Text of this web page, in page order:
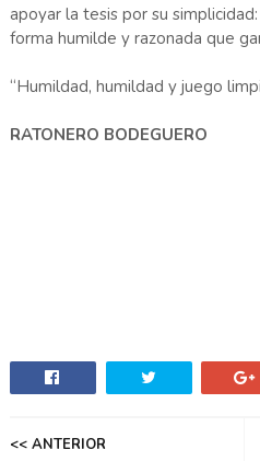
apoyar la tesis por su
forma humilde y razonada que
“Humildad, humildad y juego
RATONERO BODEGUERO
<< ANTERIOR